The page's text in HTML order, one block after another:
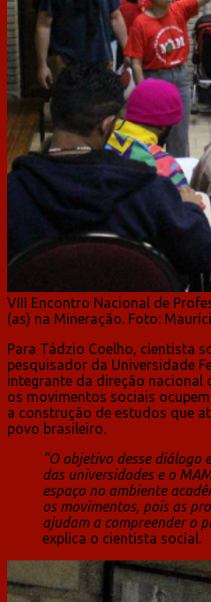
VIII Encontro Nacional de
(as) na Mineração. Foto:
Para Tádzio Coelho, cientista
pesquisador da Universidade
integrante da direção nacional
os movimentos sociais
a construção de estudos que
povo brasileiro.
“O objetivo desse diálogo
das universidades e o
espaço no ambiente
os movimentos, pois as
ajudam a compreender o
explica o cientista social.